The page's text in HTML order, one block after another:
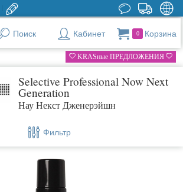
Поиск Кабинет 0 Корзина
KRASные ПРЕДЛОЖЕНИЯ
Selective Professional Now Next
Generation
Нау Некст Дженерэйшн
Фильтр